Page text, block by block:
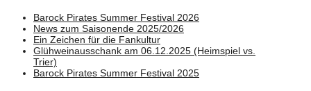
Barock Pirates Summer Festival 2026
News zum Saisonende 2025/2026
Ein Zeichen für die Fankultur
Glühweinausschank am 06.12.2025 (Heimspiel vs.
Trier)
Barock Pirates Summer Festival 2025